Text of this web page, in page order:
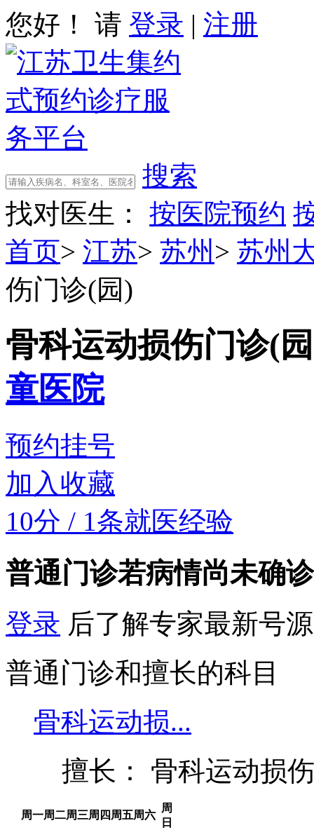
您好！ 请 登录 | 注册
搜索
找对医生：
按医院预约
首页> 江苏> 苏州 > 苏州
伤门诊(园)
骨科运动损伤门诊(
童医院
预约挂号
加入收藏
10分 / 1条就医经验
普通门诊若病情尚未确
登录 后了解专家最新号
普通门诊和擅长的科目
骨科运动损...
擅长： 骨科运动损
周一周二周三周四 周五周六
周
日